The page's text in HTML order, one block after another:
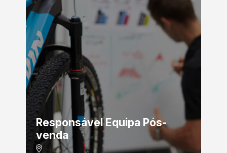
Responsável Equipa Pós-
venda